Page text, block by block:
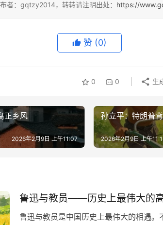
者：gqtzy2014，转转请注明出处： https://
赞 (0)
0 0 生
正乡风
2026年2月9日 上午11:07
孙立平：特朗普
2026年2月9日 上午
鲁迅与教员——历史上最伟大的
鲁迅与教员是中国历史上最伟大的相遇